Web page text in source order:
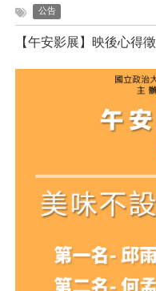
公告
【午安影展】映後心得